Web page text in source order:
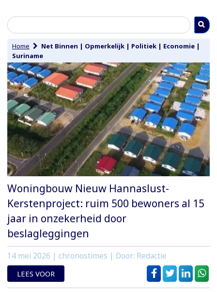
Home Net Binnen | Opmerkelijk | Politiek | Economie |
Suriname
Woningbouw Nieuw Hannaslust-
Kerstenproject: ruim 500 bewoners al 15
jaar in onzekerheid door
beslagleggingen
14 mei 2026 | chronostimes | Door: Redactie
LEES VOOR